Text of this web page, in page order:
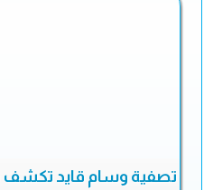
تصفية وسام قايد تكشف